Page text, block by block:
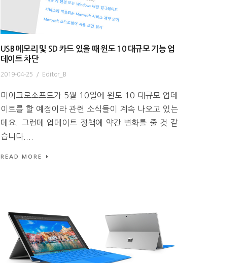
USB 메모리 및 SD 카드 있을 때 윈도 10 대규모 기능 업
데이트 차단
2019-04-25 / Editor_B
마이크로소프트가 5월 10일에 윈도 10 대규모 업데
이트를 할 예정이라 관련 소식들이 계속 나오고 있는
데요. 그런데 업데이트 정책에 약간 변화를 줄 것 같
습니다....
READ MORE